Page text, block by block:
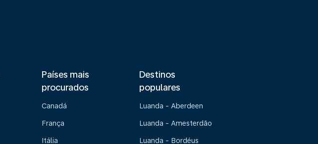
Países mais
procurados
Canadá
França
Itália
Destinos
populares
Luanda - Aberdeen
Luanda - Amesterdão
Luanda - Bordéus